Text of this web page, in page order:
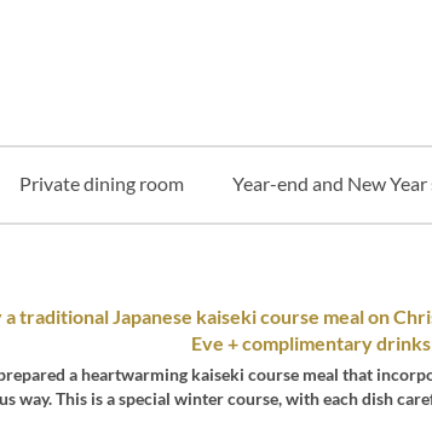
Year-end and New
Private dining room
Dinner] Enjoy a traditional Japanese kaiseki course meal on
Eve + complimentary
a heartwarming kaiseki course meal that
way. This is a special winter course, with each dish